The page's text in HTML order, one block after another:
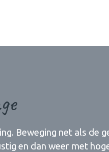
Beweging net als de
en dan weer met